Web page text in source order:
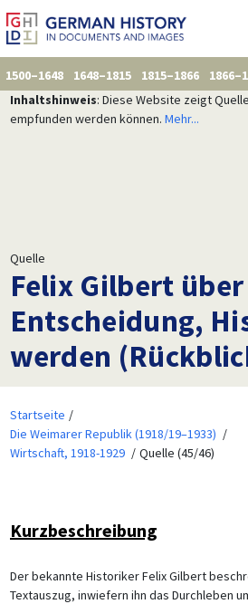
1500–1648 1648–1815 1815–1866
Inhaltshinweis: Diese Website zeigt
empfunden werden können. Mehr...
Quelle
Felix Gilbert
Entscheidung,
werden
Startseite
Die Weimarer Republik (1918/19–1933)
Wirtschaft, 1918-1929
Quelle (45/46)
Kurzbeschreibung
Der bekannte Historiker Felix Gilbert
Textauszug, inwiefern ihn das Durchleben